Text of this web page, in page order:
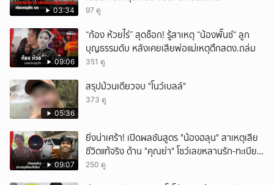
03:34 97 ดู
09:06
“ก้อง ห้วยไร่” สุดช็อก! รู้สาเหตุ “น้องพั๊นซ์“ ลูก
บุญธรรมดับ หลังเคยเสียพ่อแม่เหตุตึกสตง.ถล่ม
351 ดู
05:36
สรุปม้วนเดียวจบ "โนว์เบลล์"
373 ดู
09:07
ยิ่งน่าเศร้า! เปิดผลชันสูตร "น้องฮลุน" สาเหตุเสีย
ชีวิตแท้จริง ด้าน "คุณย่า" โชว์เลขหลานรัก-ทะเบียน
รถเคลื่อนร่าง!
250 ดู